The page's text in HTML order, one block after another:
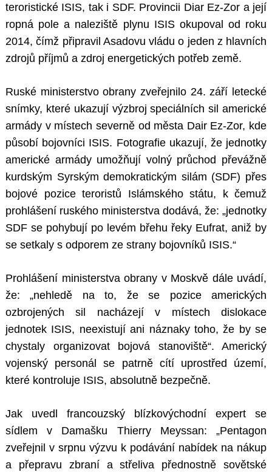
teroristické ISIS, tak i SDF. Provincii Diar Ez-Zor a její
ropná pole a naleziště plynu ISIS okupoval od roku
2014, čímž připravil Asadovu vládu o jeden z hlavních
zdrojů příjmů a zdroj energetických potřeb země.
Ruské ministerstvo obrany zveřejnilo 24. září letecké
snímky, které ukazují výzbroj speciálních sil americké
armády v místech severně od města Dair Ez-Zor, kde
působí bojovníci ISIS. Fotografie ukazují, že jednotky
americké armády umožňují volný průchod převážně
kurdským Syrským demokratickým silám (SDF) přes
bojové pozice teroristů Islámského státu, k čemuž
prohlášení ruského ministerstva dodává, že: „jednotky
SDF se pohybují po levém břehu řeky Eufrat, aniž by
se setkaly s odporem ze strany bojovníků ISIS.“
Prohlášení ministerstva obrany v Moskvě dále uvádí,
že: „nehledě na to, že se pozice amerických
ozbrojených sil nacházejí v místech dislokace
jednotek ISIS, neexistují ani náznaky toho, že by se
chystaly organizovat bojová stanoviště“. Americký
vojenský personál se patrně cítí uprostřed území,
které kontroluje ISIS, absolutně bezpečně.
Jak uvedl francouzský blízkovýchodní expert se
sídlem v Damašku Thierry Meyssan: „Pentagon
zveřejnil v srpnu výzvu k podávání nabídek na nákup
a přepravu zbraní a střeliva přednostně sovětské